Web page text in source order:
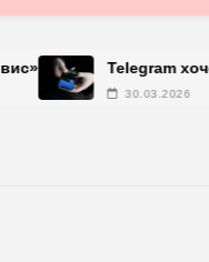
Telegram хочет
30.03.2026